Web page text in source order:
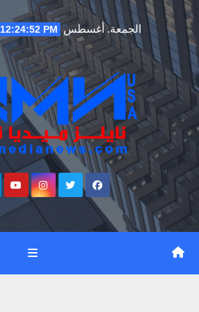
Skip
to
content
الجمعة. أغسطس 7th, 2026 12:24:53 PM